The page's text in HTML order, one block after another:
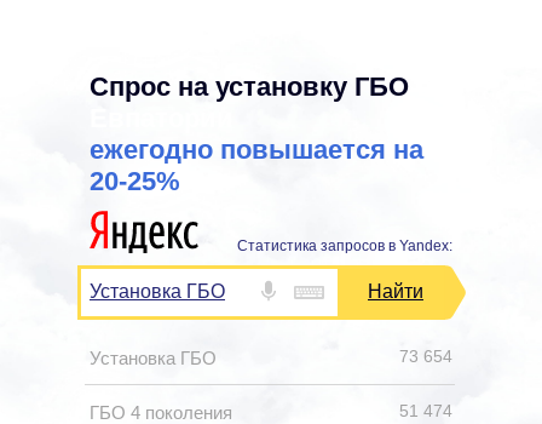
Спрос на установку ГБО
ежегодно повышается на
20-25%
ГБО 4 поколения
Установка ГБО
Установка ГБО Найти
Статистика запросов в Yandex:
73 654
51 474